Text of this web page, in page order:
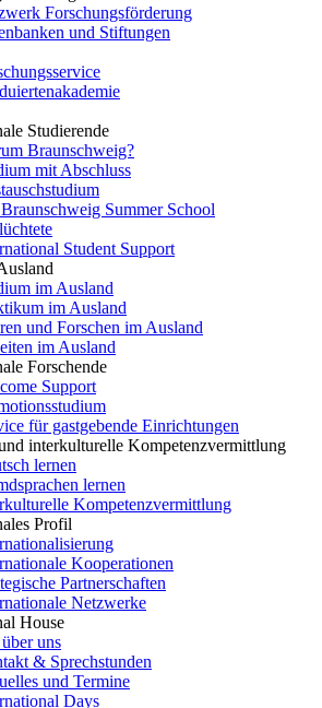
Forschungsförderung
und Stiftungen
Studierende
Braunschweig?
mit Abschluss
Summer School
Student Support
im Ausland
im Ausland
und Forschen im Ausland
im Ausland
Forschende
Support
für gastgebende Einrichtungen
interkulturelle Kompetenzvermittlung
lernen
lernen
Kompetenzvermittlung
Profil
Kooperationen
Partnerschaften
Netzwerke
House
uns
& Sprechstunden
und Termine
Days